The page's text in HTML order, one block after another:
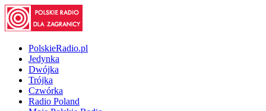
PolskieRadio.pl
Jedynka
Dwójka
Trójka
Czwórka
Radio Poland